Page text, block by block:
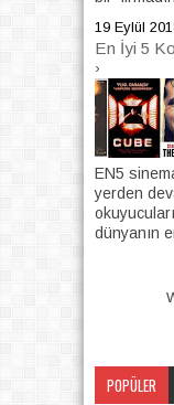
19 Eylül
En İyi 5
›
EN5
yerden
dünyanın
POPÜLER